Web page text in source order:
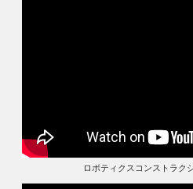
ロボティクスコンストラク